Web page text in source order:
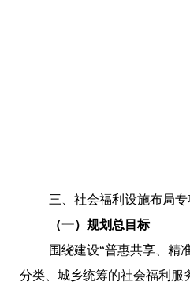
三、社会福利设施布局专
（一）规划总目标
围绕建设“普惠共享、精
分类、城乡统筹的社会福利服